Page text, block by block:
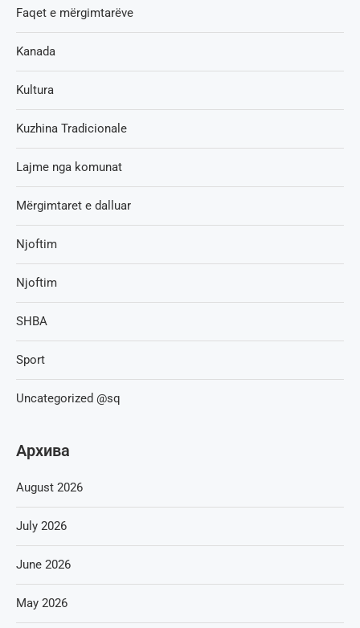
Faqet e mërgimtarëve
Kanada
Kultura
Kuzhina Tradicionale
Lajme nga komunat
Mërgimtaret e dalluar
Njoftim
Njoftim
SHBA
Sport
Uncategorized @sq
Архива
August 2026
July 2026
June 2026
May 2026